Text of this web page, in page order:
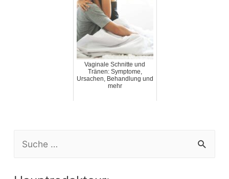
Vaginale Schnitte und
Tränen: Symptome,
Ursachen, Behandlung und
mehr